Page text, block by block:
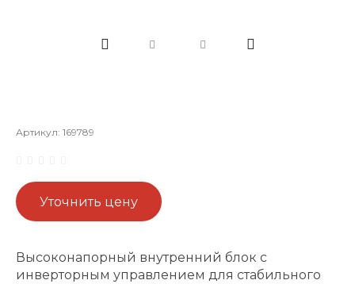
Артикул: 169789
Уточнить цену
Высоконапорный внутренний блок с
инверторным управлением для стабильного